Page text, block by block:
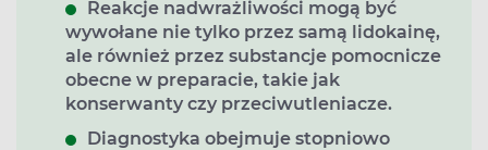
Reakcje nadwrażliwości mogą być
wywołane nie tylko przez samą lidokainę,
ale również przez substancje pomocnicze
obecne w preparacie, takie jak
konserwanty czy przeciwutleniacze.
Diagnostyka obejmuje stopniowo